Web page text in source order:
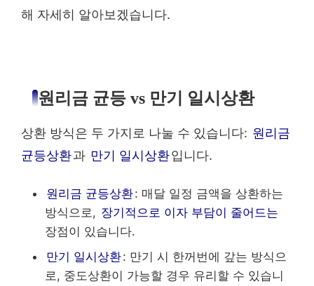
해 자세히 알아보겠습니다.
원리금 균등 vs 만기 일시상환
상환 방식은 두 가지로 나눌 수 있습니다: 원리금
균등상환과 만기 일시상환입니다.
원리금 균등상환: 매달 일정 금액을 상환하는
방식으로, 장기적으로 이자 부담이 줄어드는
장점이 있습니다.
만기 일시상환: 만기 시 한꺼번에 갚는 방식으
로, 중도상환이 가능할 경우 유리할 수 있습니